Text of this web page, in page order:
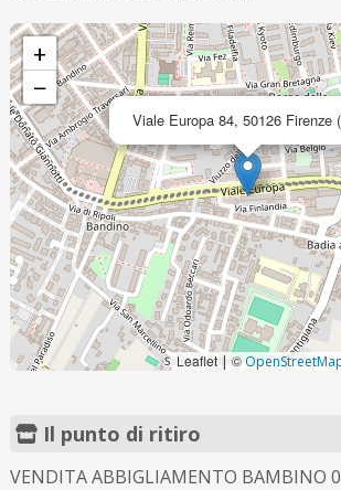
Viale Europa 84, 50126 Firenze
+
−
Leaflet|©
Il punto di ritiro
VENDITA ABBIGLIAMENTO BAMBINO